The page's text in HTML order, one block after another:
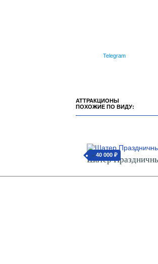
Telegram
АТТРАКЦИОНЫ
ПОХОЖИЕ ПО ВИДУ:
от40 000 ₽
Шатер